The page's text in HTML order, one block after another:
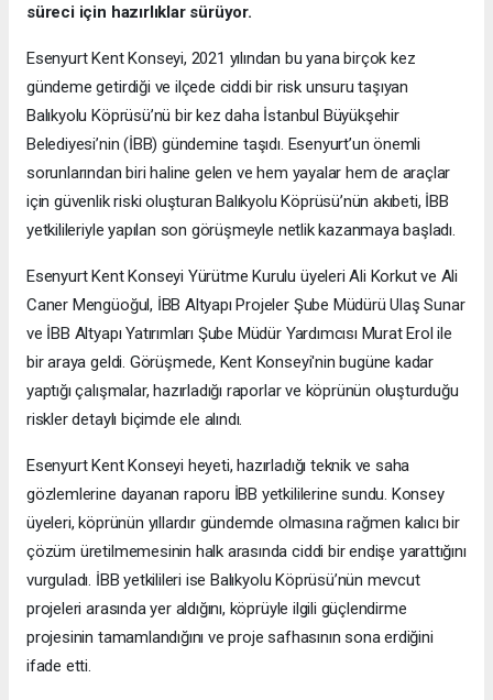
süreci için hazırlıklar sürüyor.
Esenyurt Kent Konseyi, 2021 yılından bu yana birçok kez
gündeme getirdiği ve ilçede ciddi bir risk unsuru taşıyan
Balıkyolu Köprüsü’nü bir kez daha İstanbul Büyükşehir
Belediyesi’nin (İBB) gündemine taşıdı. Esenyurt’un önemli
sorunlarından biri haline gelen ve hem yayalar hem de araçlar
için güvenlik riski oluşturan Balıkyolu Köprüsü’nün akıbeti, İBB
yetkilileriyle yapılan son görüşmeyle netlik kazanmaya başladı.
Esenyurt Kent Konseyi Yürütme Kurulu üyeleri Ali Korkut ve Ali
Caner Mengüoğul, İBB Altyapı Projeler Şube Müdürü Ulaş Sunar
ve İBB Altyapı Yatırımları Şube Müdür Yardımcısı Murat Erol ile
bir araya geldi. Görüşmede, Kent Konseyi'nin bugüne kadar
yaptığı çalışmalar, hazırladığı raporlar ve köprünün oluşturduğu
riskler detaylı biçimde ele alındı.
Esenyurt Kent Konseyi heyeti, hazırladığı teknik ve saha
gözlemlerine dayanan raporu İBB yetkililerine sundu. Konsey
üyeleri, köprünün yıllardır gündemde olmasına rağmen kalıcı bir
çözüm üretilmemesinin halk arasında ciddi bir endişe yarattığını
vurguladı. İBB yetkilileri ise Balıkyolu Köprüsü’nün mevcut
projeleri arasında yer aldığını, köprüyle ilgili güçlendirme
projesinin tamamlandığını ve proje safhasının sona erdiğini
ifade etti.